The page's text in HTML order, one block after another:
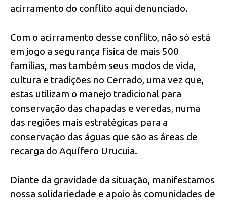
acirramento do conflito aqui denunciado.
Com o acirramento desse conflito, não só está
em jogo a segurança física de mais 500
famílias, mas também seus modos de vida,
cultura e tradições no Cerrado, uma vez que,
estas utilizam o manejo tradicional para
conservação das chapadas e veredas, numa
das regiões mais estratégicas para a
conservação das águas que são as áreas de
recarga do Aquífero Urucuia.
Diante da gravidade da situação, manifestamos
nossa solidariedade e apoio às comunidades de